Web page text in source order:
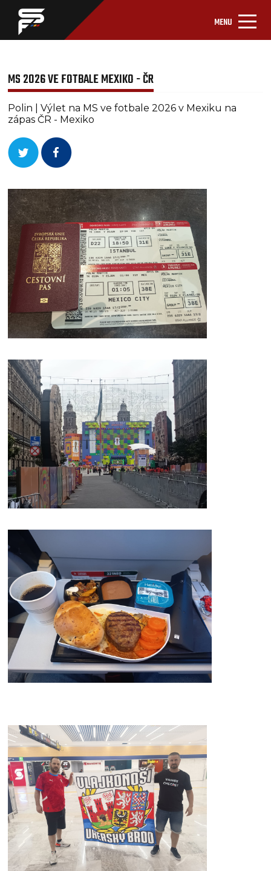
MENU
MS 2026 VE FOTBALE MEXIKO - ČR
Polin | Výlet na MS ve fotbale 2026 v Mexiku na
zápas ČR - Mexiko